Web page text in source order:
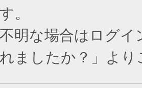
。
明な場合はログイ
ましたか？」よ